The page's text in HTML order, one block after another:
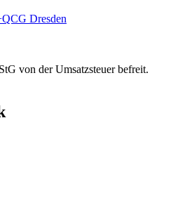
Dresden
von der Umsatzsteuer befreit.